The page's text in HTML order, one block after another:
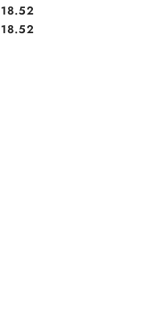
Cena:
18.52
Cena:
18.52